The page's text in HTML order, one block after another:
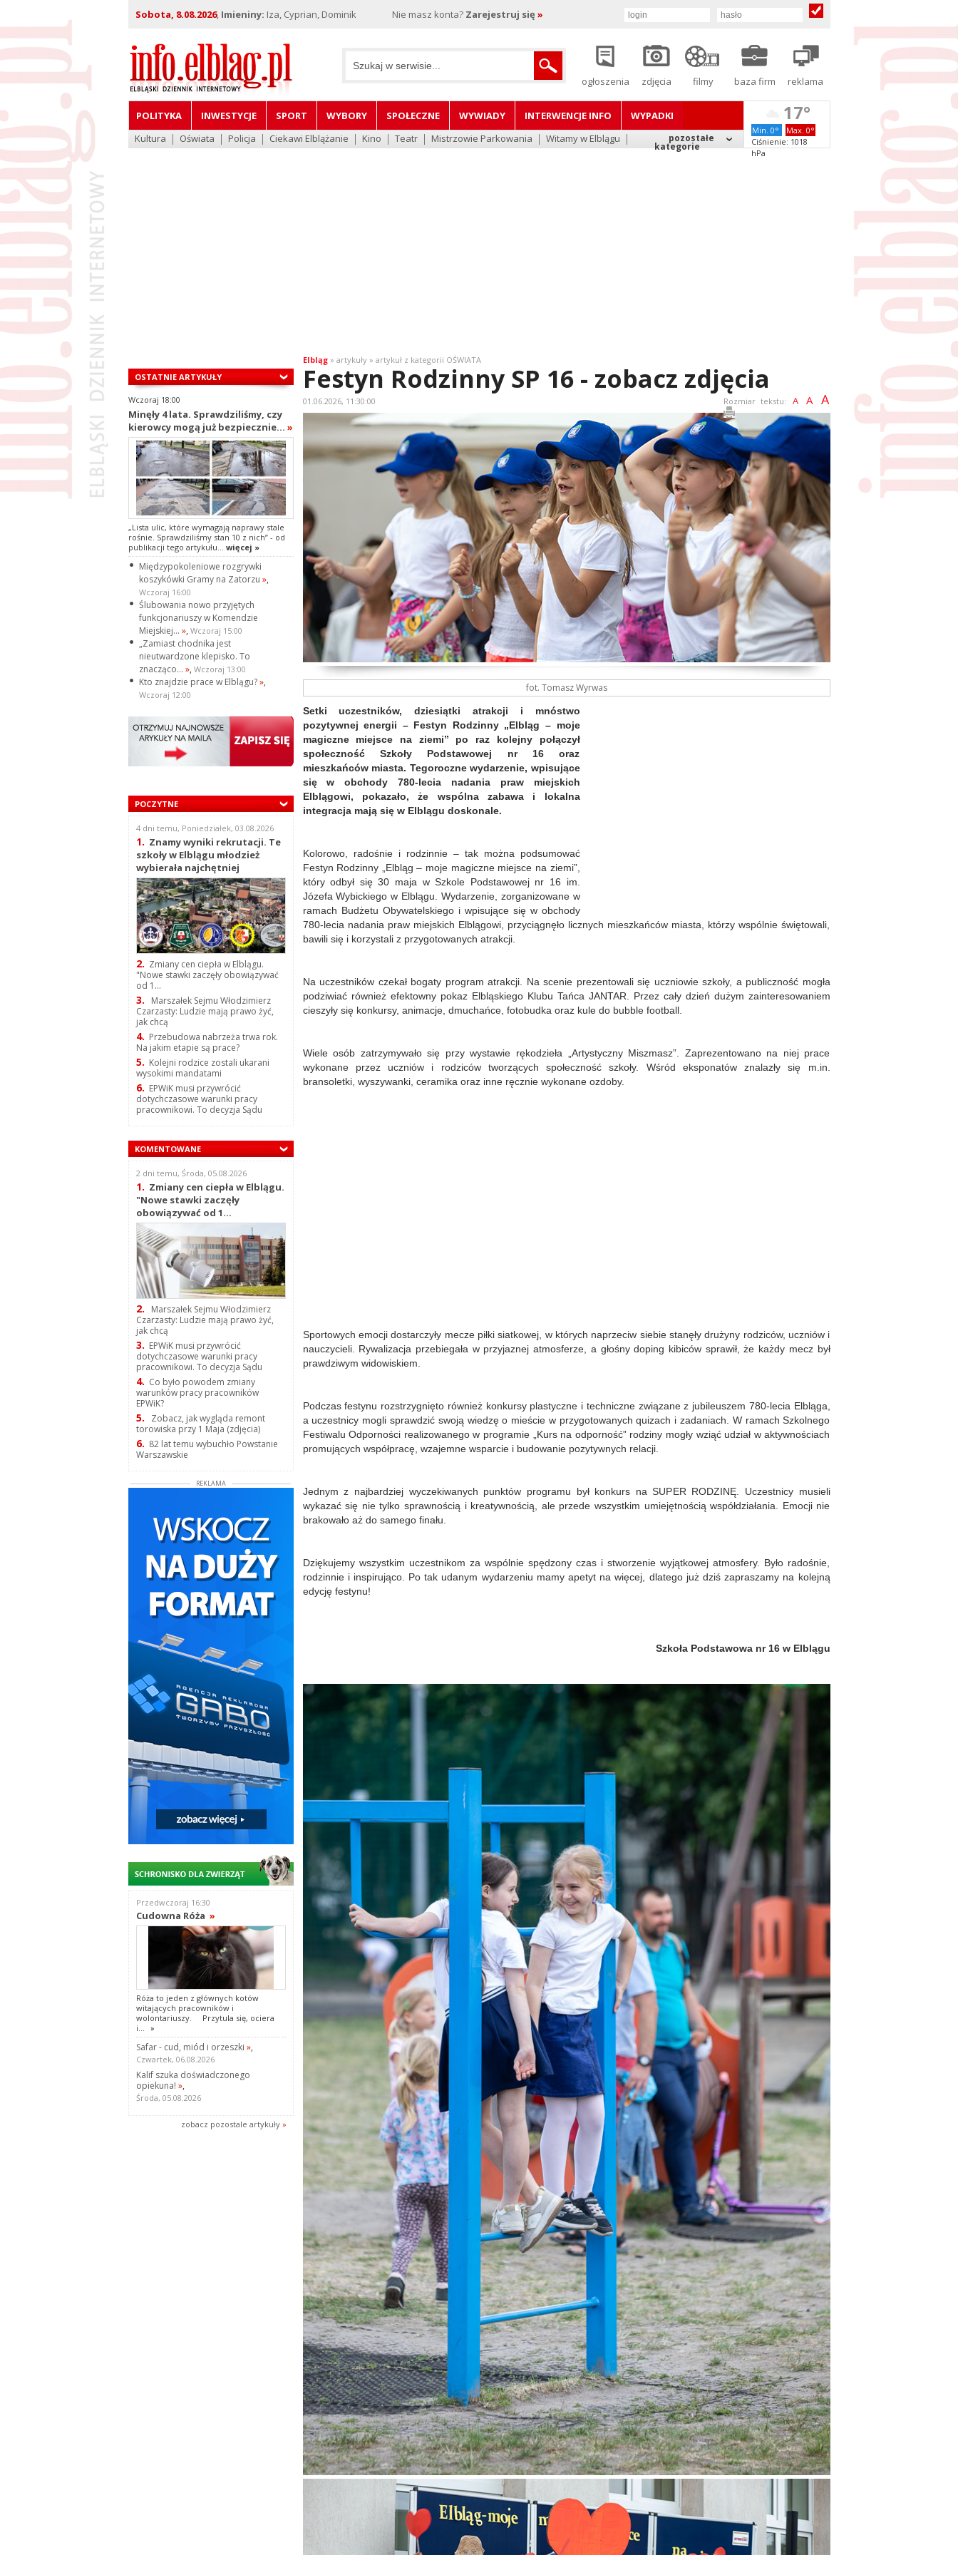
Sobota, 8.08.2026, Imieniny: Iza, Cyprian, Dominik Nie masz konta? Zarejestruj się »
ogłoszenia zdjęcia filmy baza firm reklama
POLITYKA INWESTYCJE SPORT WYBORY SPOŁECZNE WYWIADY INTERWENCJE INFO
WYPADKI
Kultura
Oświata Policja Ciekawi Elblążanie Kino Teatr Mistrzowie Parkowania Witamy w Elblągu pozostałe
kategorie
17°
Min. 0°
Max. 0°
Ciśnienie: 1018
hPa
OSTATNIE ARTYKUŁY
Wczoraj 18:00
Minęły 4 lata. Sprawdziliśmy, czy
kierowcy mogą już bezpiecznie... »
„Lista ulic, które wymagają naprawy stale
rośnie. Sprawdziliśmy stan 10 z nich” - od
publikacji tego artykułu... więcej »
Międzypokoleniowe rozgrywki
koszykówki Gramy na Zatorzu »,
Wczoraj 16:00
Ślubowania nowo przyjętych
funkcjonariuszy w Komendzie
Miejskiej... », Wczoraj 15:00
„Zamiast chodnika jest
nieutwardzone klepisko. To
znacząco... », Wczoraj 13:00
Kto znajdzie prace w Elblągu?»,
Wczoraj 12:00
POCZYTNE
4 dni temu, Poniedziałek, 03.08.2026
1. Znamy wyniki rekrutacji. Te
szkoły w Elblągu młodzież
wybierała najchętniej
2. Zmiany cen ciepła w Elblągu.
"Nowe stawki zaczęły obowiązywać
od 1...
3.
Marszałek Sejmu Włodzimierz
Czarzasty: Ludzie mają prawo żyć,
jak chcą
4. Przebudowa nabrzeża trwa rok.
Na jakim etapie są prace?
5. Kolejni rodzice zostali ukarani
wysokimi mandatami
6. EPWiK musi przywrócić
dotychczasowe warunki pracy
pracownikowi. To decyzja Sądu
KOMENTOWANE
2 dni temu, Środa, 05.08.2026
1. Zmiany cen ciepła w Elblągu.
"Nowe stawki zaczęły
obowiązywać od 1...
2.
Marszałek Sejmu Włodzimierz
Czarzasty: Ludzie mają prawo żyć,
jak chcą
3. EPWiK musi przywrócić
dotychczasowe warunki pracy
pracownikowi. To decyzja Sądu
4. Co było powodem zmiany
warunków pracy pracowników
EPWiK?
5.
Zobacz, jak wygląda remont
torowiska przy 1 Maja (zdjęcia)
6. 82 lat temu wybuchło Powstanie
Warszawskie
REKLAMA
Przedwczoraj 16:30
Cudowna Róża »
Róża to jeden z głównych kotów
witających pracowników i
wolontariuszy. Przytula się, ociera
i... »
Safar - cud, miód i orzeszki »,
Czwartek, 06.08.2026
Kalif szuka doświadczonego
opiekuna! »,
Środa, 05.08.2026
zobacz pozostale artykuły »
Elbląg» artykuły » artykuł z kategorii OŚWIATA
Festyn Rodzinny SP 16 - zobacz zdjęcia
01.06.2026, 11:30:00 Rozmiar tekstu: A A A
fot. Tomasz Wyrwas
Setki uczestników, dziesiątki atrakcji i mnóstwo
pozytywnej energii – Festyn Rodzinny „Elbląg – moje
magiczne miejsce na ziemi” po raz kolejny połączył
społeczność Szkoły Podstawowej nr 16 oraz
mieszkańców miasta. Tegoroczne wydarzenie, wpisujące
się w obchody 780-lecia nadania praw miejskich
Elblągowi, pokazało, że wspólna zabawa i lokalna
integracja mają się w Elblągu doskonale.
Kolorowo, radośnie i rodzinnie – tak można podsumować
Festyn Rodzinny „Elbląg – moje magiczne miejsce na ziemi”,
który odbył się 30 maja w Szkole Podstawowej nr 16 im.
Józefa Wybickiego w Elblągu. Wydarzenie, zorganizowane w
ramach Budżetu Obywatelskiego i wpisujące się w obchody
780-lecia nadania praw miejskich Elblągowi, przyciągnęło licznych mieszkańców miasta, którzy wspólnie świętowali,
bawili się i korzystali z przygotowanych atrakcji.
Na uczestników czekał bogaty program atrakcji. Na scenie prezentowali się uczniowie szkoły, a publiczność mogła
podziwiać również efektowny pokaz Elbląskiego Klubu Tańca JANTAR. Przez cały dzień dużym zainteresowaniem
cieszyły się konkursy, animacje, dmuchańce, fotobudka oraz kule do bubble football.
Wiele osób zatrzymywało się przy wystawie rękodzieła „Artystyczny Miszmasz”. Zaprezentowano na niej prace
wykonane przez uczniów i rodziców tworzących społeczność szkoły. Wśród eksponatów znalazły się m.in.
bransoletki, wyszywanki, ceramika oraz inne ręcznie wykonane ozdoby.
Sportowych emocji dostarczyły mecze piłki siatkowej, w których naprzeciw siebie stanęły drużyny rodziców, uczniów i
nauczycieli. Rywalizacja przebiegała w przyjaznej atmosferze, a głośny doping kibiców sprawił, że każdy mecz był
prawdziwym widowiskiem.
Podczas festynu rozstrzygnięto również konkursy plastyczne i techniczne związane z jubileuszem 780-lecia Elbląga,
a uczestnicy mogli sprawdzić swoją wiedzę o mieście w przygotowanych quizach i zadaniach. W ramach Szkolnego
Festiwalu Odporności realizowanego w programie „Kurs na odporność” rodziny mogły wziąć udział w aktywnościach
promujących współpracę, wzajemne wsparcie i budowanie pozytywnych relacji.
Jednym z najbardziej wyczekiwanych punktów programu był konkurs na SUPER RODZINĘ. Uczestnicy musieli
wykazać się nie tylko sprawnością i kreatywnością, ale przede wszystkim umiejętnością współdziałania. Emocji nie
brakowało aż do samego finału.
Dziękujemy wszystkim uczestnikom za wspólnie spędzony czas i stworzenie wyjątkowej atmosfery. Było radośnie,
rodzinnie i inspirująco. Po tak udanym wydarzeniu mamy apetyt na więcej, dlatego już dziś zapraszamy na kolejną
edycję festynu!
Szkoła Podstawowa nr 16 w Elblągu